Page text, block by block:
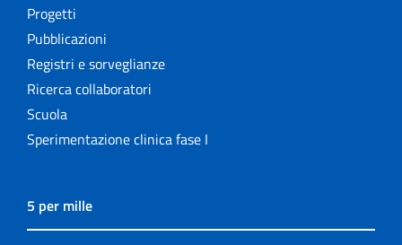
Progetti
Pubblicazioni
Registri e sorveglianze
Ricerca collaboratori
Scuola
Sperimentazione clinica fase I
5 per mille